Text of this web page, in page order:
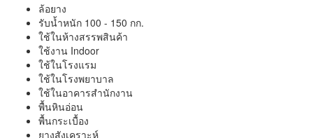
ล้อยาง
รับน้ำหนัก 100 - 150 กก.
ใช้ในห้างสรรพสินค้า
ใช้งาน Indoor
ใช้ในโรงแรม
ใช้ในโรงพยาบาล
ใช้ในอาคารสำนักงาน
พื้นหินอ่อน
พื้นกระเบื้อง
ยางสังเคราะห์